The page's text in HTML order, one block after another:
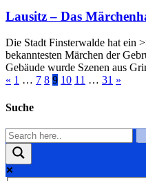
Lausitz – Das
Die Stadt Finsterwalde hat ein
bekanntesten Märchen der
Gebäude wurde Szenen aus
« 1 … 7 8 9 10 11 … 31 »
Suche